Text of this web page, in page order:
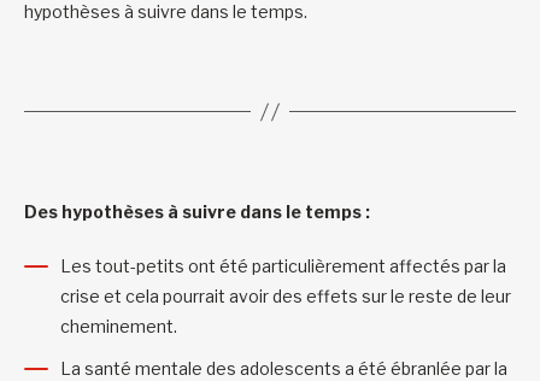
hypothèses à suivre dans le temps.
Des hypothèses à suivre dans le temps :
Les tout-petits ont été particulièrement affectés par la
crise et cela pourrait avoir des effets sur le reste de leur
cheminement.
La santé mentale des adolescents a été ébranlée par la